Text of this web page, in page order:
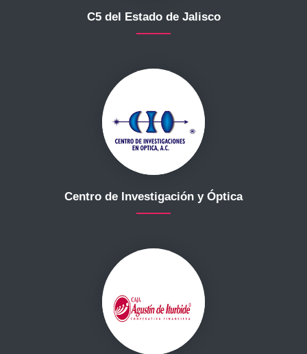
C5 del Estado de Jalisco
Centro de Investigación y Óptica